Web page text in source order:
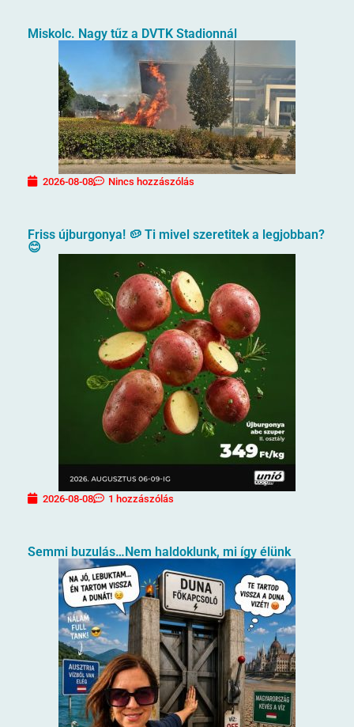
Miskolc. Nagy tűz a DVTK Stadionnál
2026-08-08 Nincs hozzászólás
Friss újburgonya! 🥔 Ti mivel szeretitek a legjobban?
😊
2026-08-08 1 hozzászólás
Semmi buzulás…Nem haldoklunk, mi így élünk